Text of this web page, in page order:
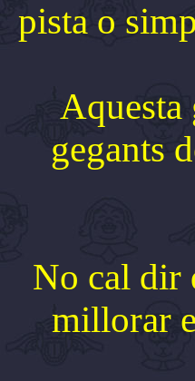
pista o
Aquesta
gegants
No cal dir
millorar